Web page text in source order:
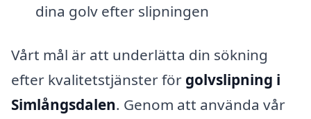
dina golv efter slipningen
Vårt mål är att underlätta din sökning
efter kvalitetstjänster för golvslipning i
Simlångsdalen. Genom att använda vår